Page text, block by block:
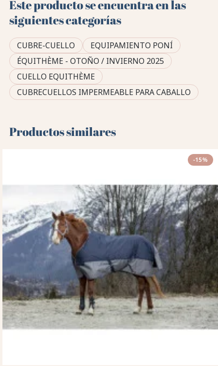
Este producto se encuentra en las
siguientes categorías
CUBRE-CUELLO
EQUIPAMIENTO PONÍ
ÉQUITHÈME - OTOÑO / INVIERNO 2025
CUELLO EQUITHÈME
CUBRECUELLOS IMPERMEABLE PARA CABALLO
Productos similares
-15%